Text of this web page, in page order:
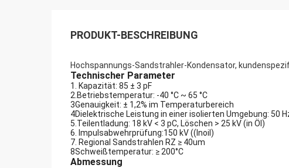
PRODUKT-BESCHREIBUNG
Hochspannungs-Sandstrahler-Kondensator,
Technischer Parameter
1. Kapazität: 85 ± 3 pF
2.Betriebstemperatur: -40 °C ~ 65 °C
3Genauigkeit: ± 1,2% im Temperaturbereich
4Dielektrische Leistung in einer isolierten Umgebung: 50
5.Teilentladung: 18 kV < 3 pC, Löschen > 25 kV (in Öl)
6. Impulsabwehrprüfung:150 kV ((Inoil)
7. Regional Sandstrahlen RZ ≥ 40um
8Schweißtemperatur: ≥ 200°C
Abmessung